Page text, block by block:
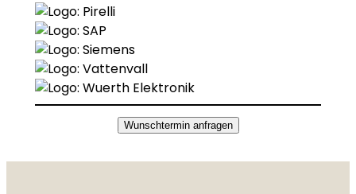
Wunschtermin anfragen